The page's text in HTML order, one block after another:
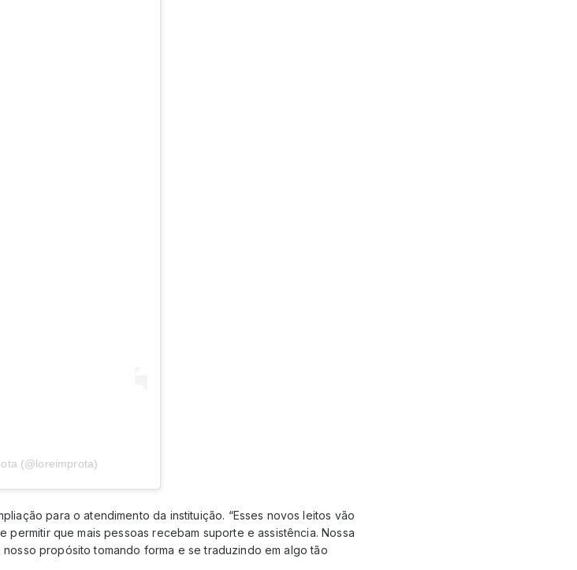
(@loreimprota)
para o atendimento da instituição. “Esses novos leitos vão
que mais pessoas recebam suporte e assistência. Nossa
propósito tomando forma e se traduzindo em algo tão